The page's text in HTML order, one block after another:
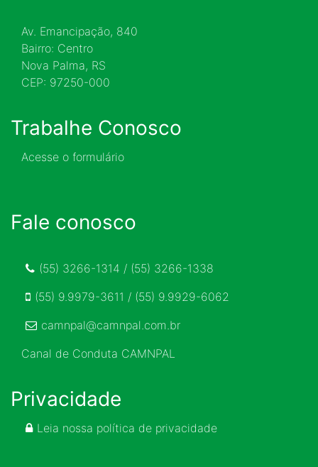
Av. Emancipação, 840
Bairro: Centro
Nova Palma, RS
CEP: 97250-000
Trabalhe Conosco
Acesse o formulário
Fale conosco
(55) 3266-1314 / (55) 3266-1338
(55) 9.9979-3611 / (55) 9.9929-6062
camnpal@camnpal.com.br
Canal de Conduta CAMNPAL
Privacidade
Leia nossa política de privacidade